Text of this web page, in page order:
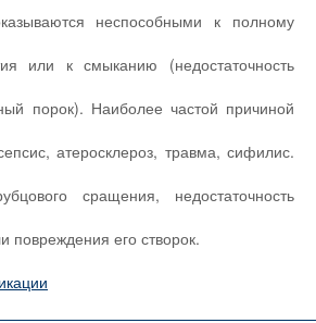
неспособными к полному
или к смыканию (недостаточность
порок). Наиболее частой причиной
атеросклероз, травма, сифилис.
сращения, недостаточность
повреждения его створок.